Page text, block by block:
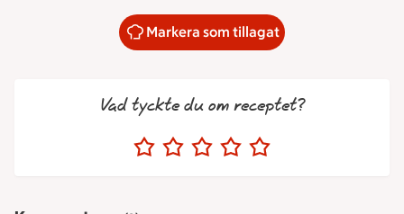
Markera som tillagat
Vad tyckte du om receptet?